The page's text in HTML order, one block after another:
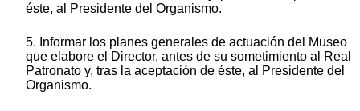
éste, al Presidente del Organismo.
5. Informar los planes generales de actuación del Museo
que elabore el Director, antes de su sometimiento al Real
Patronato y, tras la aceptación de éste, al Presidente del
Organismo.